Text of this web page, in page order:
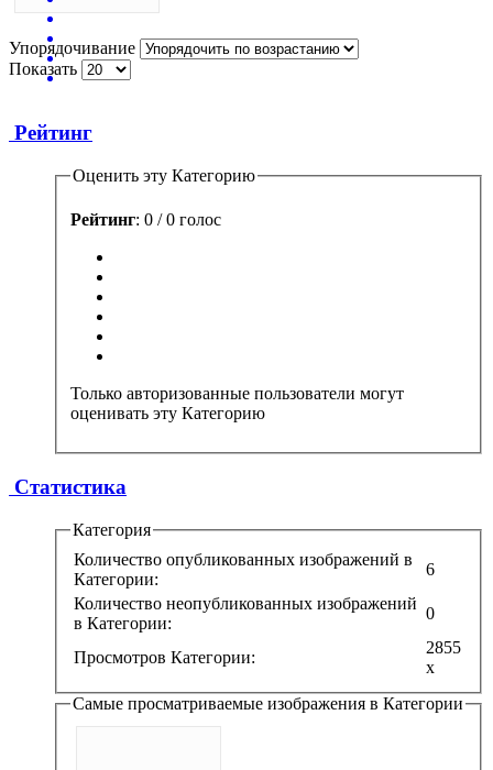
Упорядочивание
Показать
Рейтинг
Оценить эту Категорию
Рейтинг: 0 / 0 голос
Только авторизованные пользователи могут
оценивать эту Категорию
Статистика
Категория
Количество опубликованных изображений в
Категории:
6
Количество неопубликованных изображений
в Категории:
0
Просмотров Категории:
2855
x
Самые просматриваемые изображения в Категории